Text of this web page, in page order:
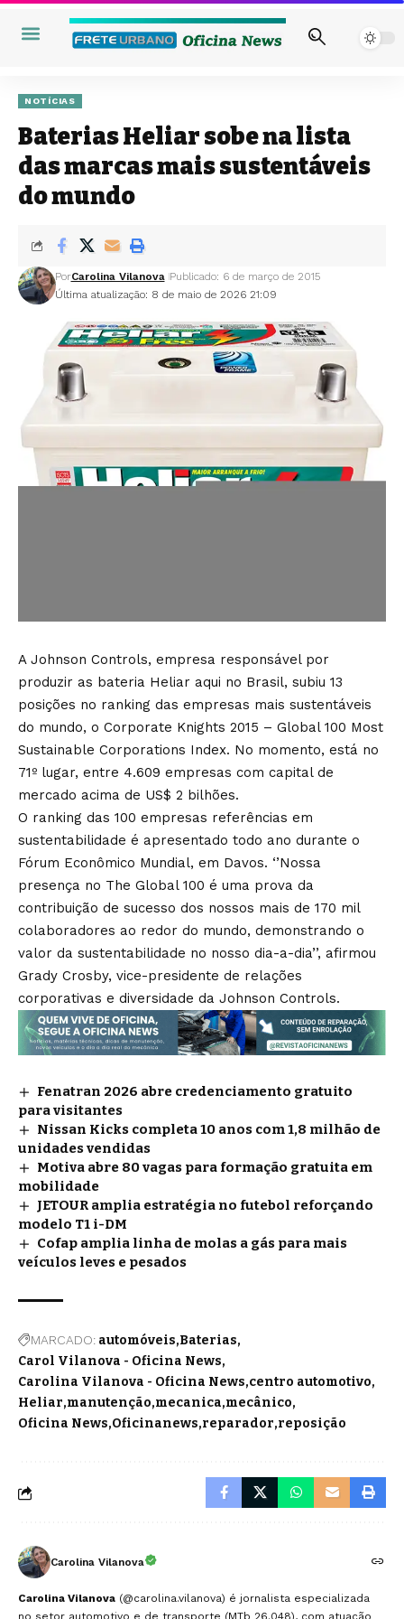
NOTÍCIAS
Baterias Heliar sobe na lista
das marcas mais sustentáveis
do mundo
Última atualização: 8 de maio de 2026 21:09
PorCarolina Vilanova Publicado: 6 de março de 2015
A Johnson Controls, empresa responsável por
produzir as bateria Heliar aqui no Brasil, subiu 13
posições no ranking das empresas mais sustentáveis
do mundo, o Corporate Knights 2015 – Global 100 Most
Sustainable Corporations Index. No momento, está no
71º lugar, entre 4.609 empresas com capital de
mercado acima de US$ 2 bilhões.
O ranking das 100 empresas referências em
sustentabilidade é apresentado todo ano durante o
Fórum Econômico Mundial, em Davos. ‘’Nossa
presença no The Global 100 é uma prova da
contribuição de sucesso dos nossos mais de 170 mil
colaboradores ao redor do mundo, demonstrando o
valor da sustentabilidade no nosso dia-a-dia’’, afirmou
Grady Crosby, vice-presidente de relações
corporativas e diversidade da Johnson Controls.
Fenatran 2026 abre credenciamento gratuito
para visitantes
Nissan Kicks completa 10 anos com 1,8 milhão de
unidades vendidas
Motiva abre 80 vagas para formação gratuita em
mobilidade
JETOUR amplia estratégia no futebol reforçando
modelo T1 i-DM
Cofap amplia linha de molas a gás para mais
veículos leves e pesados
MARCADO: automóveis Baterias
Carol Vilanova - Oficina News
Carolina Vilanova - Oficina News centro automotivo
Heliar manutenção mecanica mecânico
Oficina News Oficinanews reparador reposição
Carolina Vilanova
Carolina Vilanova (@carolina.vilanova) é jornalista especializada